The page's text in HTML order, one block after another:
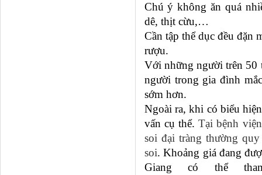
Chú ý không ăn quá
dê, thịt cừu,…
Cần tập thể dục đều đặn
rượu.
Với những người trên 50
người trong gia đình
sớm hơn.
Ngoài ra, khi có biểu
vấn cụ thể.Tại bệnh
soi đại tràng thường
soi.Khoảng giá đang
Giang có thể